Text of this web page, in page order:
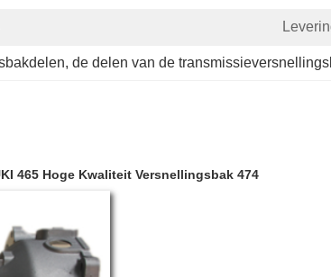
, de delen van de
465 Hoge Kwaliteit Versnellingsbak 474